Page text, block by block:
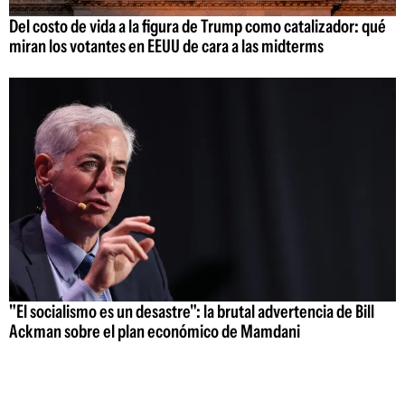
Del costo de vida a la figura de Trump como catalizador: qué
miran los votantes en EEUU de cara a las midterms
"El socialismo es un desastre": la brutal advertencia de Bill
Ackman sobre el plan económico de Mamdani